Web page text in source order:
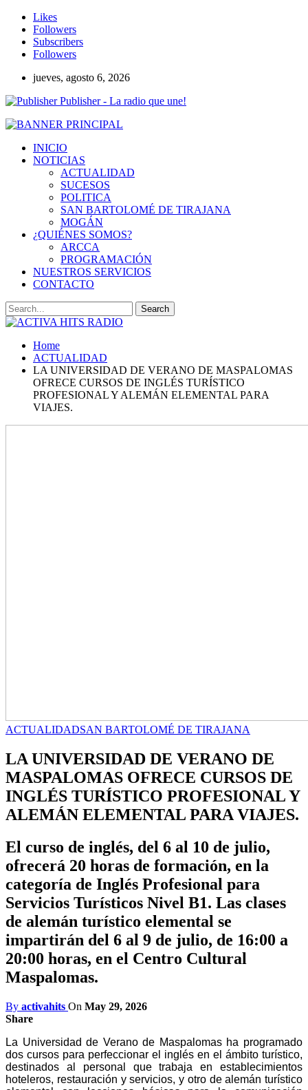
Likes
Followers
Subscribers
Followers
jueves, agosto 6, 2026
Publisher - La radio que une!
INICIO
NOTICIAS
ACTUALIDAD
SUCESOS
POLITICA
SAN BARTOLOMÉ DE TIRAJANA
MOGÁN
¿QUIÉNES SOMOS?
ARCCA
PROGRAMACIÓN
NUESTROS SERVICIOS
CONTACTO
Home
ACTUALIDAD
LA UNIVERSIDAD DE VERANO DE MASPALOMAS
OFRECE CURSOS DE INGLÉS TURÍSTICO
PROFESIONAL Y ALEMÁN ELEMENTAL PARA
VIAJES.
ACTUALIDADSAN BARTOLOMÉ DE TIRAJANA
LA UNIVERSIDAD DE VERANO DE
MASPALOMAS OFRECE CURSOS DE
INGLÉS TURÍSTICO PROFESIONAL Y
ALEMÁN ELEMENTAL PARA VIAJES.
El curso de inglés, del 6 al 10 de julio,
ofrecerá 20 horas de formación, en la
categoría de Inglés Profesional para
Servicios Turísticos Nivel B1. Las clases
de alemán turístico elemental se
impartirán del 6 al 9 de julio, de 16:00 a
20:00 horas, en el Centro Cultural
Maspalomas.
By activahits On May 29, 2026
Share
La Universidad de Verano de Maspalomas ha programado
dos cursos para perfeccionar el inglés en el ámbito turístico,
destinados al personal que trabaja en establecimientos
hoteleros, restauración y servicios, y otro de alemán turístico